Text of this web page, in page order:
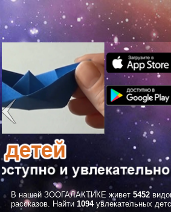
В нашей ЗООГАЛАКТИКЕ живет 5452
рассказов. Найти 1094увлекательных